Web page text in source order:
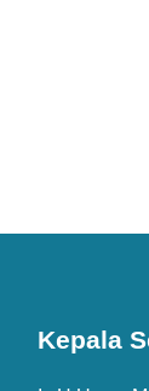
Kepala